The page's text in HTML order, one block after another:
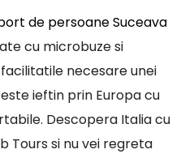
de persoane Suceava
cu microbuze si
necesare unei
ieftin prin Europa cu
Descopera Italia cu
Tours si nu vei regreta